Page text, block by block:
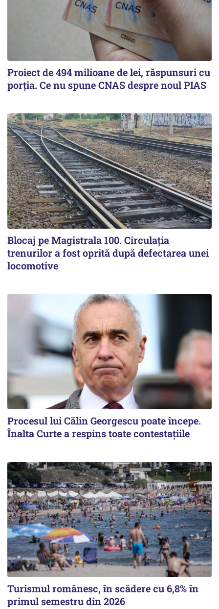
Proiect de 494 milioane de lei, răspunsuri cu
porția. Ce nu spune CNAS despre noul PIAS
Blocaj pe Magistrala 100. Circulația
trenurilor a fost oprită după defectarea unei
locomotive
Procesul lui Călin Georgescu poate începe.
Înalta Curte a respins toate contestațiile
Turismul românesc, în scădere cu 6,8% în
primul semestru din 2026